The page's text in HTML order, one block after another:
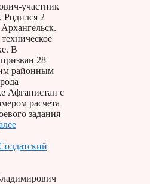
участник
Родился 2
В
28
районным
Афганистан с
расчета
задания